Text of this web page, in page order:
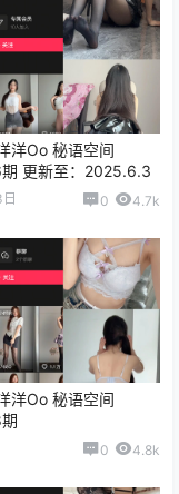
洋Oo 秘语空间
更新至：2025.6.3
0 4.7k
洋Oo 秘语空间
0 4.8k